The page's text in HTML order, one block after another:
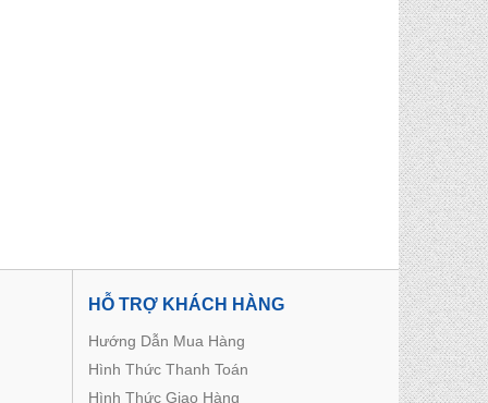
HỖ TRỢ KHÁCH HÀNG
Hướng Dẫn Mua Hàng
Hình Thức Thanh Toán
Hình Thức Giao Hàng